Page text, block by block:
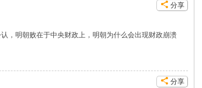
分享
，明朝败在于中央财政上，明朝为什么会出现财政崩溃
分享